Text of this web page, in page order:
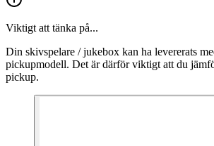
Viktigt att tänka på...
Din skivspelare / jukebox kan ha levererats
pickupmodell. Det är därför viktigt att du
pickup.